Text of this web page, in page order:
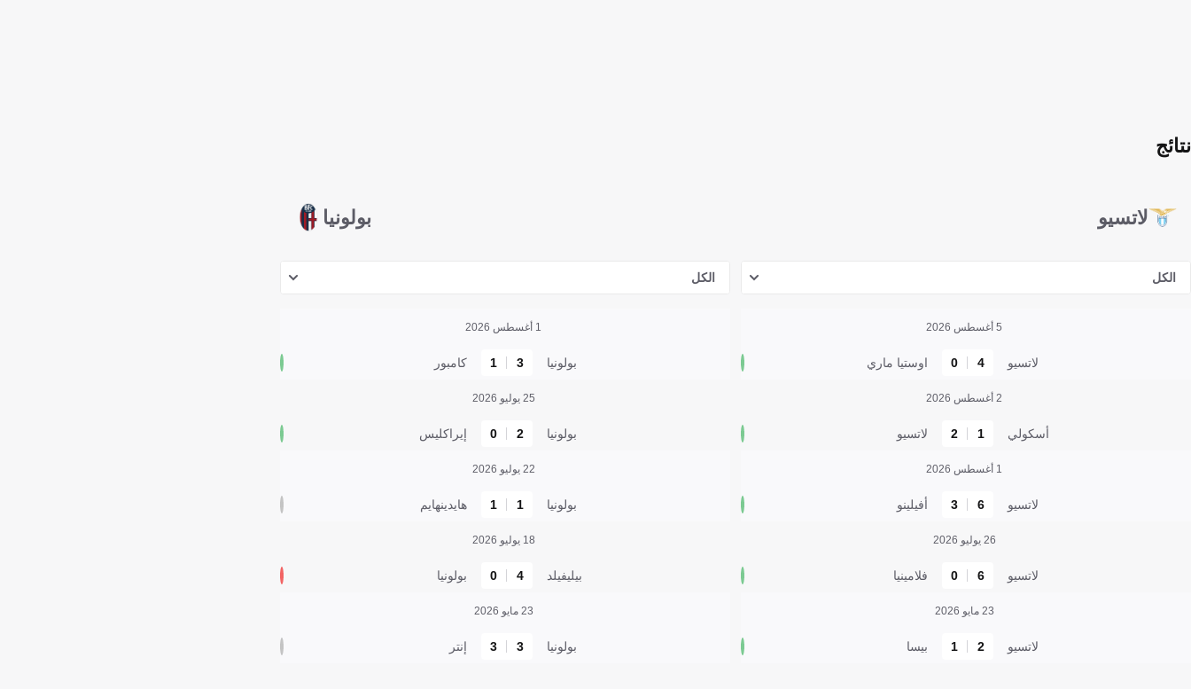
لاتسيو
نتائج
بولونيا
الكل
5 أغسطس 2026
لاتسيو 4
0 اوستيا ماري
2 أغسطس 2026
أسكولي 1
2 لاتسيو
1 أغسطس 2026
لاتسيو 6
3 أفيلينو
26 يوليو 2026
لاتسيو 6
0 فلامينيا
23 مايو 2026
لاتسيو 2
1 بيسا
الكل
1 أغسطس 2026
بولونيا 3
1 كامبور
25 يوليو 2026
بولونيا 2
0 إيراكليس
22 يوليو 2026
بولونيا 1
1 هايدينهايم
18 يوليو 2026
بيليفيلد 4
0 بولونيا
23 مايو 2026
بولونيا 3
3 إنتر